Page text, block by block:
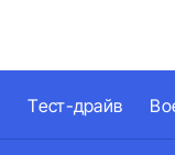
Тест-драйв